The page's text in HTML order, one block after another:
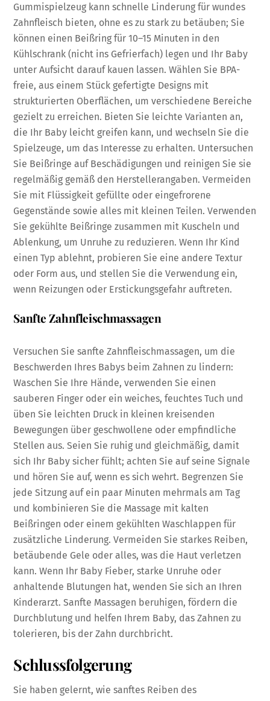
Gummispielzeug kann schnelle Linderung für wundes
Zahnfleisch bieten, ohne es zu stark zu betäuben; Sie
können einen Beißring für 10–15 Minuten in den
Kühlschrank (nicht ins Gefrierfach) legen und Ihr Baby
unter Aufsicht darauf kauen lassen. Wählen Sie BPA-
freie, aus einem Stück gefertigte Designs mit
strukturierten Oberflächen, um verschiedene Bereiche
gezielt zu erreichen. Bieten Sie leichte Varianten an,
die Ihr Baby leicht greifen kann, und wechseln Sie die
Spielzeuge, um das Interesse zu erhalten. Untersuchen
Sie Beißringe auf Beschädigungen und reinigen Sie sie
regelmäßig gemäß den Herstellerangaben. Vermeiden
Sie mit Flüssigkeit gefüllte oder eingefrorene
Gegenstände sowie alles mit kleinen Teilen. Verwenden
Sie gekühlte Beißringe zusammen mit Kuscheln und
Ablenkung, um Unruhe zu reduzieren. Wenn Ihr Kind
einen Typ ablehnt, probieren Sie eine andere Textur
oder Form aus, und stellen Sie die Verwendung ein,
wenn Reizungen oder Erstickungsgefahr auftreten.
Sanfte Zahnfleischmassagen
Versuchen Sie sanfte Zahnfleischmassagen, um die
Beschwerden Ihres Babys beim Zahnen zu lindern:
Waschen Sie Ihre Hände, verwenden Sie einen
sauberen Finger oder ein weiches, feuchtes Tuch und
üben Sie leichten Druck in kleinen kreisenden
Bewegungen über geschwollene oder empfindliche
Stellen aus. Seien Sie ruhig und gleichmäßig, damit
sich Ihr Baby sicher fühlt; achten Sie auf seine Signale
und hören Sie auf, wenn es sich wehrt. Begrenzen Sie
jede Sitzung auf ein paar Minuten mehrmals am Tag
und kombinieren Sie die Massage mit kalten
Beißringen oder einem gekühlten Waschlappen für
zusätzliche Linderung. Vermeiden Sie starkes Reiben,
betäubende Gele oder alles, was die Haut verletzen
kann. Wenn Ihr Baby Fieber, starke Unruhe oder
anhaltende Blutungen hat, wenden Sie sich an Ihren
Kinderarzt. Sanfte Massagen beruhigen, fördern die
Durchblutung und helfen Ihrem Baby, das Zahnen zu
tolerieren, bis der Zahn durchbricht.
Schlussfolgerung
Sie haben gelernt, wie sanftes Reiben des